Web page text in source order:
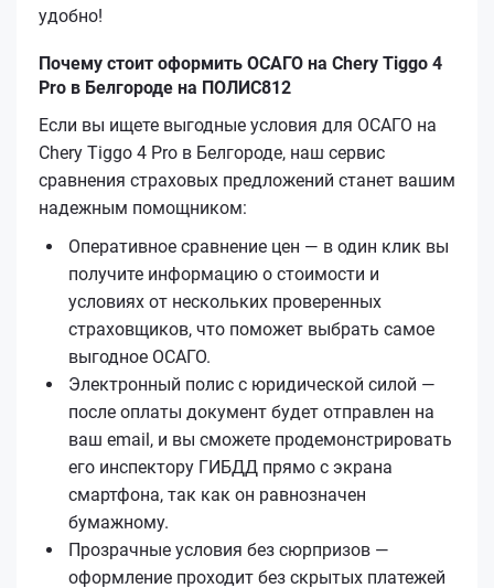
удобно!
Почему стоит оформить ОСАГО на Chery Tiggo 4
Pro в Белгороде на ПОЛИС812
Если вы ищете выгодные условия для ОСАГО на
Chery Tiggo 4 Pro в Белгороде, наш сервис
сравнения страховых предложений станет вашим
надежным помощником:
Оперативное сравнение цен — в один клик вы
получите информацию о стоимости и
условиях от нескольких проверенных
страховщиков, что поможет выбрать самое
выгодное ОСАГО.
Электронный полис с юридической силой —
после оплаты документ будет отправлен на
ваш email, и вы сможете продемонстрировать
его инспектору ГИБДД прямо с экрана
смартфона, так как он равнозначен
бумажному.
Прозрачные условия без сюрпризов —
оформление проходит без скрытых платежей